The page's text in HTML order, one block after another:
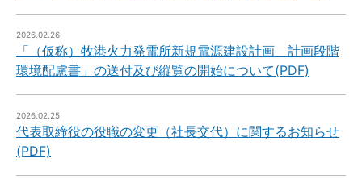
2026.02.26
「（仮称）牧港火力発電所新規電源建設計画 計画段階
環境配慮書」の送付及び縦覧の開始について(PDF)
2026.02.25
代表取締役の役職の変更（社長交代）に関するお知らせ
(PDF)